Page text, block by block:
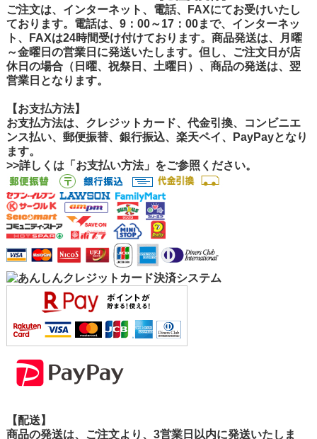
ご注文は、インターネット、電話、FAXにてお受けいたし
ております。電話は、9：00～17：00まで、インターネッ
ト、FAXは24時間受け付けております。商品発送は、月曜
～金曜日の営業日に発送いたします。但し、ご注文日が店
休日の場合（日曜、祝祭日、土曜日）、商品の発送は、翌
営業日となります。
【お支払方法】
お支払方法は、クレジットカード、代金引換、コンビニエ
ンス払い、郵便振替、銀行振込、楽天ペイ、PayPayとなり
ます。
>>詳しくは「お支払い方法」をご参照ください。
【配送】
商品の発送は、ご注文より、3営業日以内に発送いたしま